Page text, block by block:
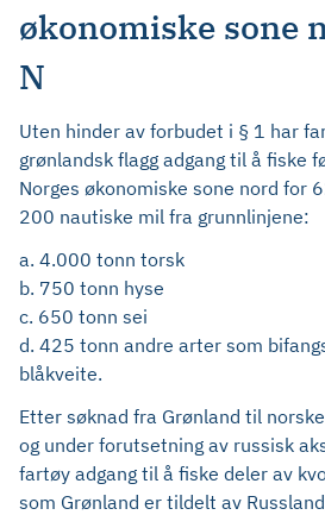
økonomiske sone
N
Uten hinder av forbudet i § 1 har
grønlandsk flagg adgang til å fiske
Norges økonomiske sone nord for
200 nautiske mil fra grunnlinjene:
a. 4.000 tonn torsk
b. 750 tonn hyse
c. 650 tonn sei
d. 425 tonn andre arter som
blåkveite.
Etter søknad fra Grønland til
og under forutsetning av russisk
fartøy adgang til å fiske deler av
som Grønland er tildelt av